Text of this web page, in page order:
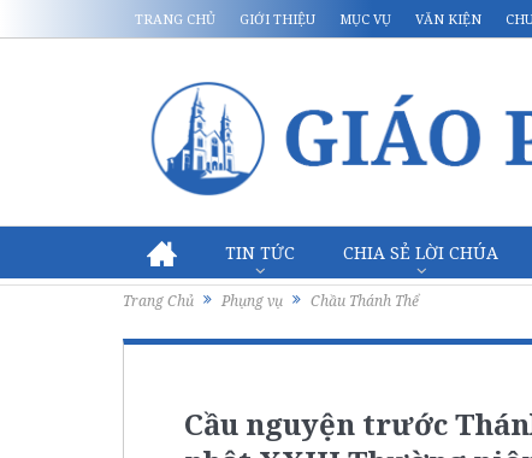
TRANG CHỦ GIỚI THIỆU MỤC VỤ VĂN KIỆN
TIN TỨC CHIA SẺ LỜI CHÚA
Trang Chủ Phụng vụ Chầu Thánh Thể
Cầu nguyện trước